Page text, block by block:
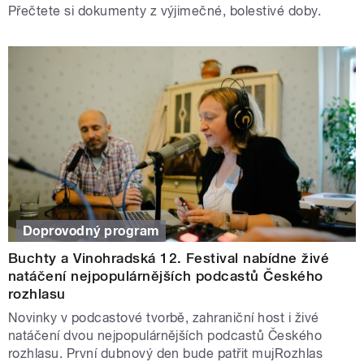
Přečtete si dokumenty z výjimečné, bolestivé doby.
Doprovodný program
Buchty a Vinohradská 12. Festival nabídne živé
natáčení nejpopulárnějších podcastů Českého
rozhlasu
Novinky v podcastové tvorbě, zahraniční host i živé
natáčení dvou nejpopulárnějších podcastů Českého
rozhlasu. První dubnový den bude patřit mujRozhlas